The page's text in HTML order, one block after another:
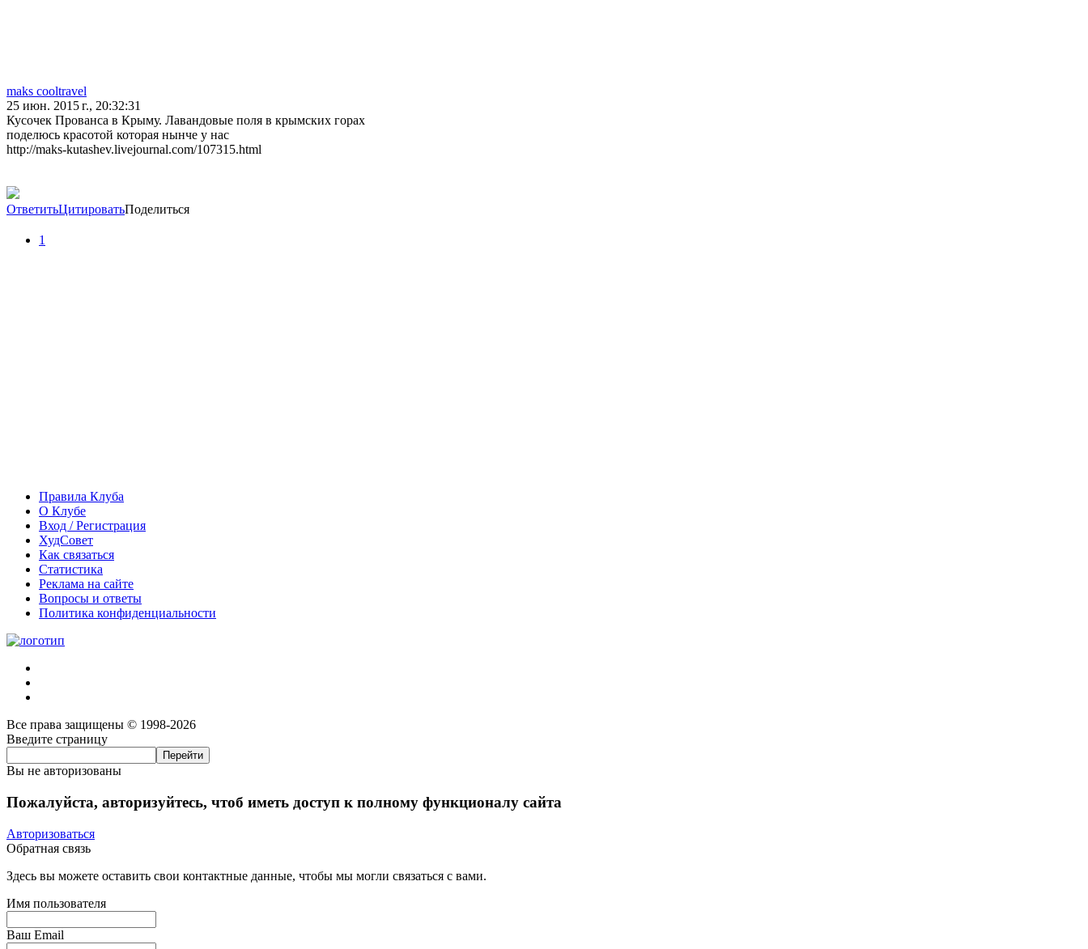
maks cooltravel
25 июн. 2015 г., 20:32:31
Кусочек Прованса в Крыму. Лавандовые поля в крымских горах
поделюсь красотой которая нынче у нас
http://maks-kutashev.livejournal.com/107315.html
ОтветитьЦитироватьПоделиться
1
Правила Клуба
О Клубе
Вход / Регистрация
ХудСовет
Как связаться
Статистика
Реклама на сайте
Вопросы и ответы
Политика конфиденциальности
Все права защищены © 1998-2026
Введите страницу
Вы не авторизованы
Пожалуйста, авторизуйтесь, чтоб иметь доступ к полному функционалу сайта
Авторизоваться
Обратная связь
Здесь вы можете оставить свои контактные данные, чтобы мы могли связаться с вами.
Имя пользователя
Ваш Email